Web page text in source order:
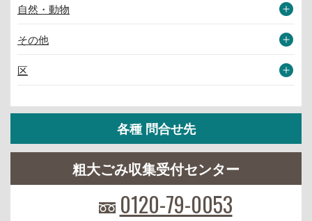
自然・動物
その他
区
各種 問合せ先
粗大ごみ収集受付センター
0120-79-0053